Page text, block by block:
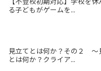
る子どもがゲームを...
見立てとは何か？その２ 〜
とは何か？クライア...